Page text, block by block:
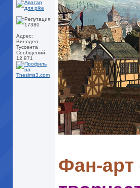
Адрес:
Винодел
Туссента
Сообщений:
12,971
Фан-арт